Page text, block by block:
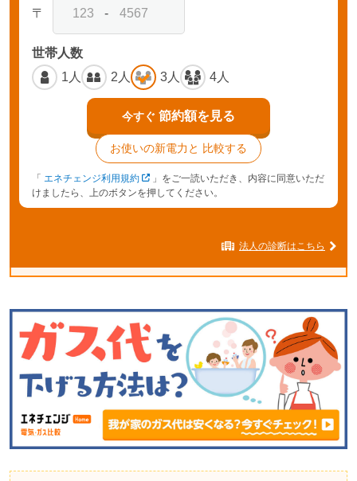
〒 -
世帯人数
1人
2人 3人 4人
今すぐ 節約額を見る
お使いの新電力と 比較する
「 エネチェンジ利用規約
」をご一読いただき、内容に同意いただ
けましたら、上のボタンを押してください。
法人の診断はこちら